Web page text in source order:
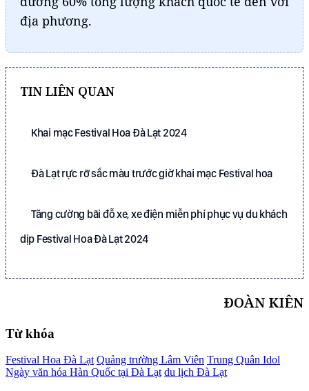
địa phương.
TIN LIÊN QUAN
Khai mạc Festival Hoa Đà Lạt 2024
Đà Lạt rực rỡ sắc màu trước giờ khai mạc Festival hoa
Tăng cường bãi đỗ xe, xe điện miễn phí phục vụ du khách
dịp Festival Hoa Đà Lạt 2024
ĐOÀN KIÊN
Từ khóa
Festival Hoa Đà Lạt Quảng trường Lâm Viên Trung Quân Idol
Ngày văn hóa Hàn Quốc tại Đà Lạt du lịch Đà Lạt